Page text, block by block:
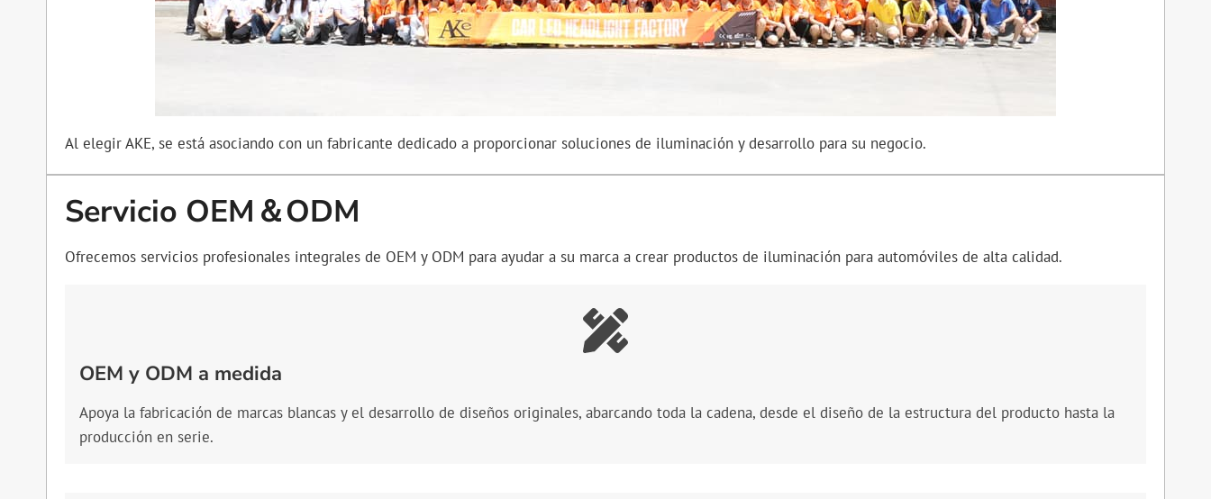
Al elegir AKE, se está asociando con un fabricante dedicado a proporcionar soluciones de iluminación y desarrollo para su negocio.
Servicio OEM＆ODM
Ofrecemos servicios profesionales integrales de OEM y ODM para ayudar a su marca a crear productos de iluminación para automóviles de alta calidad.
OEM y ODM a medida
Apoya la fabricación de marcas blancas y el desarrollo de diseños originales, abarcando toda la cadena, desde el diseño de la estructura del producto hasta la
producción en serie.